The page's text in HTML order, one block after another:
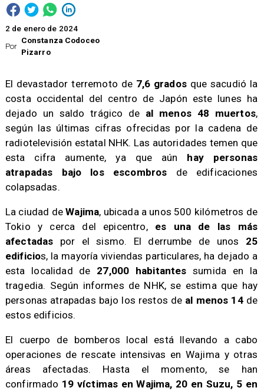
Por
Constanza Codoceo
Pizarro
2 de enero de 2024
El devastador terremoto de 7,6 gradosque sacudió la
costa occidental del centro de Japón este lunes ha
dejado un saldo trágico de al menos 48 muertos,
según las últimas cifras ofrecidas por la cadena de
radiotelevisión estatal NHK. Las autoridades temen que
esta cifra aumente, ya que aún hay personas
atrapadas bajo los escombros de edificaciones
colapsadas.
​La ciudad deWajima, ubicada a unos 500 kilómetros de
Tokio y cerca del epicentro, es una de las más
afectadas por el sismo. El derrumbe de unos 25
edificios, la mayoría viviendas particulares, ha dejado a
esta localidad de 27,000 habitantes sumida en la
tragedia. Según informes de NHK, se estima que hay
personas atrapadas bajo los restos de al menos 14 de
estos edificios.
​El cuerpo de bomberos local está llevando a cabo
operaciones de rescate intensivas en Wajima y otras
áreas afectadas. Hasta el momento, se han
confirmado 19 víctimas en Wajima, 20 en Suzu, 5 en